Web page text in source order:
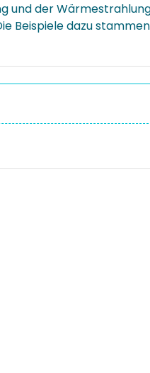
und der
Beispiele dazu stammen